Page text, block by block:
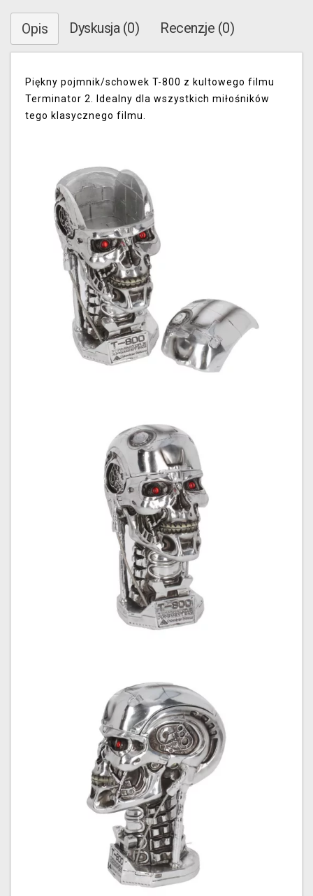
Opis Dyskusja (0) Recenzje (0)
Piękny pojmnik/schowek T-800 z kultowego filmu
Terminator 2.
Idealny dla wszystkich miłośników
tego klasycznego filmu.